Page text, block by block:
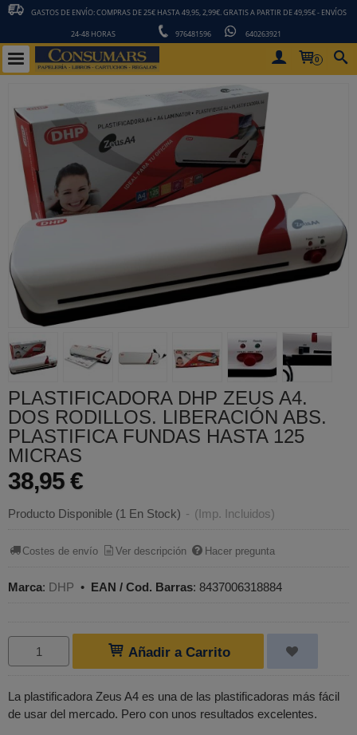
GASTOS DE ENVÍO: COMPRAS DE 25€ HASTA 49,95, 2,99€. GRATIS A PARTIR DE 49,95€ - ENVÍOS
24-48 HORAS 976481596 640263921
0
PLASTIFICADORA DHP ZEUS A4.
DOS RODILLOS. LIBERACIÓN ABS.
PLASTIFICA FUNDAS HASTA 125
MICRAS
38,95 €
Producto Disponible (1 En Stock) - (Imp. Incluidos)
Costes de envío Ver descripción Hacer pregunta
Marca: DHP • EAN / Cod. Barras: 8437006318884
Añadir a Carrito
La plastificadora Zeus A4 es una de las plastificadoras más fácil
de usar del mercado. Pero con unos resultados excelentes.